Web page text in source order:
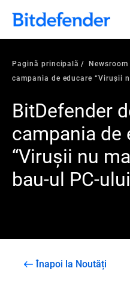
Pagină principală Newsroom
campania de educare “Viruşii
BitDefender
campania de
“Viruşii nu
bau-ul PC-
Înapoi la Noutăți